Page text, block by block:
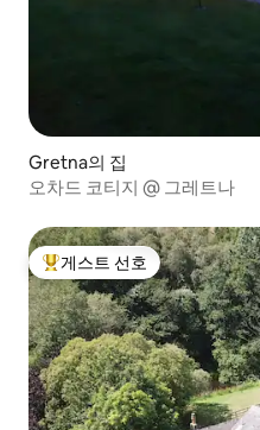
Gretna의 집
오차드 코티지 @ 그레트나
상위 게스트 선호
게스트 선호